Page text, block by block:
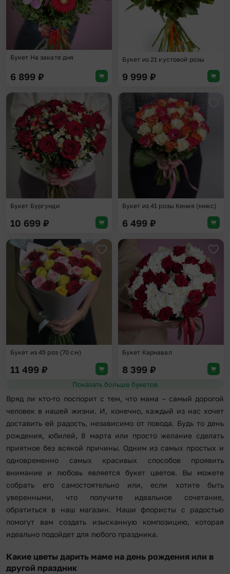
Букет На закате дня
6 899 ₽
Букет из 21 кустовой розы
9 999 ₽
Добавить в избранное
Букет Бургунди
10 699 ₽
Букет из 41 розы Кения (микс)
6 499 ₽
Добавить в избранное
Букет из 45 роз (70 см)
11 499 ₽
Букет Карнавал
8 399 ₽
Показать больше букетов
Вряд ли кто-то поспорит с тем, что мама – самый дорогой
человек в нашей жизни. И, конечно, каждый из нас хочет
доставить ей радость, независимо от повода. Будь то день
рождения, юбилей, 8 марта или просто желание сделать
приятное без всякой причины. Одним из самых простых и
одновременно самых красивых способов проявить
внимание и любовь является букет цветов. Вы можете
собрать его самостоятельно или, если хотите быть
уверенными, что получите идеальное сочетание,
обратиться в наш магазин. Наши флористы с радостью
помогут вам создать изысканную композицию, которая
идеально подойдет для любого праздника.
Какие цветы дарить маме на день рождения или в
другой праздник